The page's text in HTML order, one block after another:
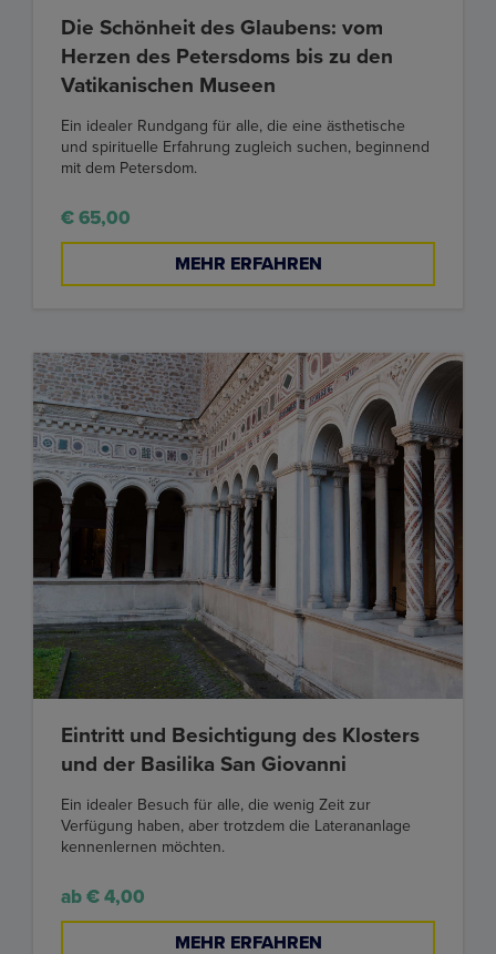
Die Schönheit des Glaubens: vom
Herzen des Petersdoms bis zu den
Vatikanischen Museen
Ein idealer Rundgang für alle, die eine ästhetische
und spirituelle Erfahrung zugleich suchen, beginnend
mit dem Petersdom.
€ 65,00
MEHR ERFAHREN
Eintritt und Besichtigung des Klosters
und der Basilika San Giovanni
Ein idealer Besuch für alle, die wenig Zeit zur
Verfügung haben, aber trotzdem die Laterananlage
kennenlernen möchten.
ab € 4,00
MEHR ERFAHREN